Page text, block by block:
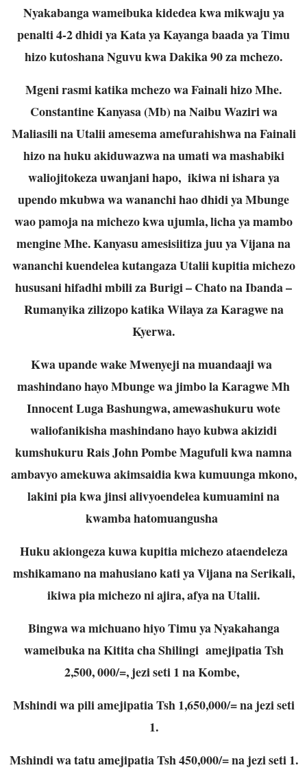
Nyakabanga wameibuka kidedea kwa mikwaju ya
penalti 4-2 dhidi ya Kata ya Kayanga baada ya Timu
hizo kutoshana Nguvu kwa Dakika 90 za mchezo.
Mgeni rasmi katika mchezo wa Fainali hizo Mhe.
Constantine Kanyasa (Mb) na Naibu Waziri wa
Maliasili na Utalii amesema amefurahishwa na Fainali
hizo na huku akiduwazwa na umati wa mashabiki
waliojitokeza uwanjani hapo, ikiwa ni ishara ya
upendo mkubwa wa wananchi hao dhidi ya Mbunge
wao pamoja na michezo kwa ujumla, licha ya mambo
mengine Mhe. Kanyasu amesisiitiza juu ya Vijana na
wananchi kuendelea kutangaza Utalii kupitia michezo
hususani hifadhi mbili za Burigi – Chato na Ibanda –
Rumanyika zilizopo katika Wilaya za Karagwe na
Kyerwa.
Kwa upande wake Mwenyeji na muandaaji wa
mashindano hayo Mbunge wa jimbo la Karagwe Mh
Innocent Luga Bashungwa, amewashukuru wote
waliofanikisha mashindano hayo kubwa akizidi
kumshukuru Rais John Pombe Magufuli kwa namna
ambavyo amekuwa akimsaidia kwa kumuunga mkono,
lakini pia kwa jinsi alivyoendelea kumuamini na
kwamba hatomuangusha
Huku akiongeza kuwa kupitia michezo ataendeleza
mshikamano na mahusiano kati ya Vijana na Serikali,
ikiwa pia michezo ni ajira, afya na Utalii.
Bingwa wa michuano hiyo Timu ya Nyakahanga
wameibuka na Kitita cha Shilingi amejipatia Tsh
2,500, 000/=, jezi seti 1 na Kombe,
Mshindi wa pili amejipatia Tsh 1,650,000/= na jezi seti
1.
Mshindi wa tatu amejipatia Tsh 450,000/= na jezi seti 1.